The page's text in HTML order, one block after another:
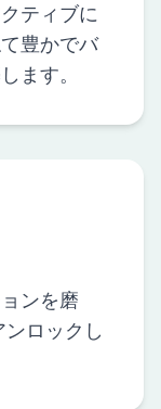
ティブに
豊かでバ
ます。
ンを磨
ロックし